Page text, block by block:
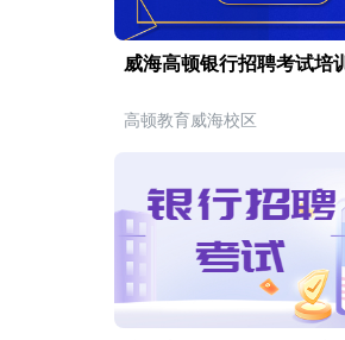
威海高顿银行招聘考试培训
高顿教育威海校区